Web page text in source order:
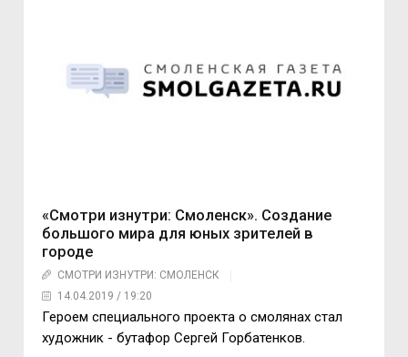
«Смотри изнутри: Смоленск». Создание
большого мира для юных зрителей в
городе
СМОТРИ ИЗНУТРИ: СМОЛЕНСК
14.04.2019 / 19:20
Героем специального проекта о смолянах стал
художник - бутафор Сергей Горбатенков.